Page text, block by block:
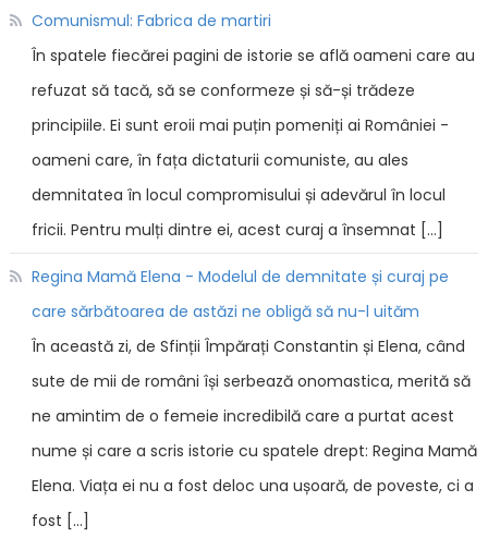
Comunismul: Fabrica de martiri
În spatele fiecărei pagini de istorie se află oameni care au
refuzat să tacă, să se conformeze și să-și trădeze
principiile. Ei sunt eroii mai puțin pomeniți ai României -
oameni care, în fața dictaturii comuniste, au ales
demnitatea în locul compromisului și adevărul în locul
fricii. Pentru mulți dintre ei, acest curaj a însemnat […]
Regina Mamă Elena - Modelul de demnitate și curaj pe
care sărbătoarea de astăzi ne obligă să nu-l uităm
În această zi, de Sfinții Împărați Constantin și Elena, când
sute de mii de români își serbează onomastica, merită să
ne amintim de o femeie incredibilă care a purtat acest
nume și care a scris istorie cu spatele drept: Regina Mamă
Elena. Viața ei nu a fost deloc una ușoară, de poveste, ci a
fost […]